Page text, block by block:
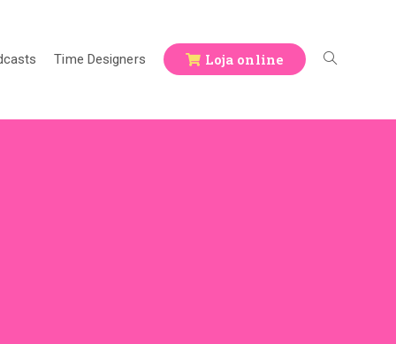
Time Designers Loja online